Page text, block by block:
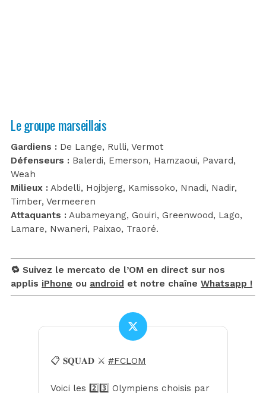
Le groupe marseillais
Gardiens : De Lange, Rulli, Vermot
Défenseurs : Balerdi, Emerson, Hamzaoui, Pavard,
Weah
Milieux : Abdelli, Hojbjerg, Kamissoko, Nnadi, Nadir,
Timber, Vermeeren
Attaquants : Aubameyang, Gouiri, Greenwood, Lago,
Lamare, Nwaneri, Paixao, Traoré.
🔁 Suivez le mercato de l’OM en direct sur nos
applis iPhone ou android et notre chaîne Whatsapp !
📋 𝐒𝐐𝐔𝐀𝐃 ⚔️ #FCLOM
Voici les 2️⃣3️⃣ Olympiens choisis par